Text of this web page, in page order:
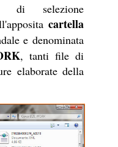
di selezione
cartella
e denominata
, tanti file di
elaborate della